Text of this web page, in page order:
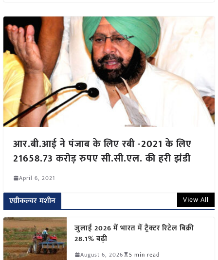
आर.बी.आई ने पंजाब के लिए रबी -2021 के लिए
21658.73 करोड़ रुपए सी.सी.एल. की हरी झंडी
April 6, 2021
एग्रीकल्चर मशीन View All
जुलाई 2026 में भारत में ट्रैक्टर रिटेल बिक्री
28.1% बढ़ी
August 6, 2026 5 min read